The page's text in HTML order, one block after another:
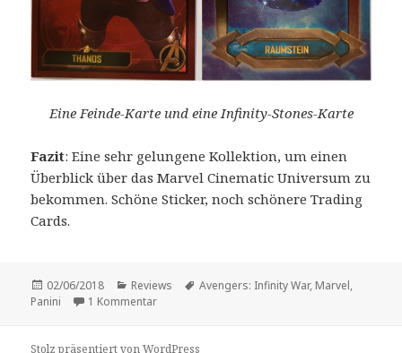
Eine Feinde-Karte und eine Infinity-Stones-Karte
Fazit: Eine sehr gelungene Kollektion, um einen
Überblick über das Marvel Cinematic Universum zu
bekommen. Schöne Sticker, noch schönere Trading
Cards.
Veröffentlicht
am
02/06/2018 Kategorien
Reviews Schlagwörter
Avengers: Infinity War, Marvel,
Panini
1 Kommentarzu Vorstellung: „Avengers: Infinity War“.
Stolz präsentiert von WordPress